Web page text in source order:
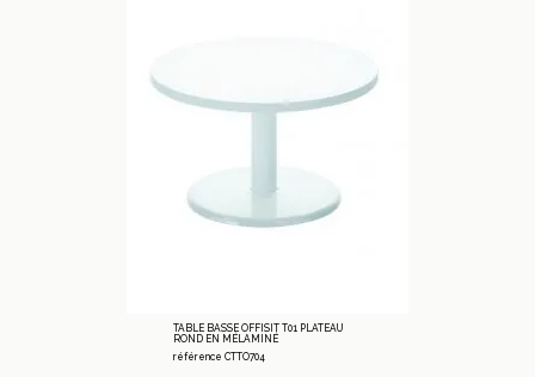
TABLE BASSE OFFISIT T01 PLATEAU
ROND EN MÉLAMINÉ
référence CTTO704